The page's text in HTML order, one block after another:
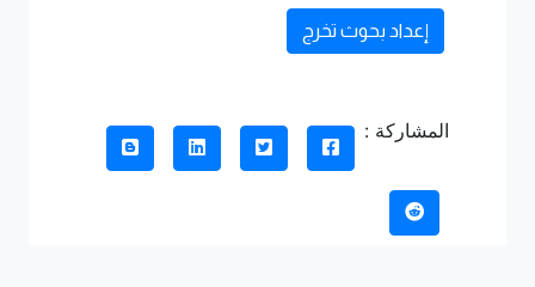
إعداد بحوث تخرج
المشاركة :